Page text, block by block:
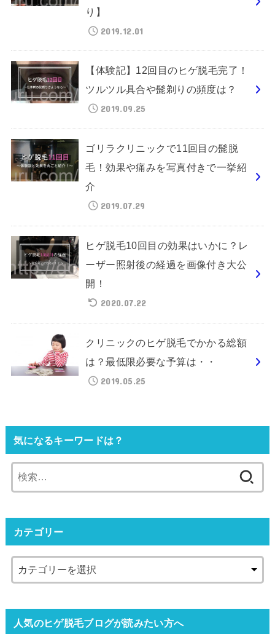
り】
2019.12.01
【体験記】12回目のヒゲ脱毛完了！
ツルツル具合や髭剃りの頻度は？
2019.09.25
ゴリラクリニックで11回目の髭脱
毛！効果や痛みを写真付きで一挙紹
介
2019.07.29
ヒゲ脱毛10回目の効果はいかに？レ
ーザー照射後の経過を画像付き大公
開！
2020.07.22
クリニックのヒゲ脱毛でかかる総額
は？最低限必要な予算は・・
2019.05.25
気になるキーワードは？
索:
カテゴリー
人気のヒゲ脱毛ブログが読みたい方へ